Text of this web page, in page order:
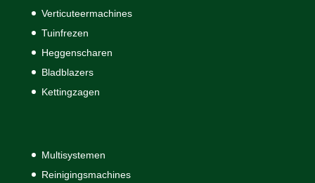
Verticuteermachines
Tuinfrezen
Heggenscharen
Bladblazers
Kettingzagen
Multisystemen
Reinigingsmachines